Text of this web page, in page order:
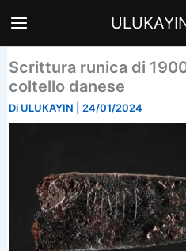
Scrittura runica di
coltello danese
Di ULUKAYIN 24/01/2024